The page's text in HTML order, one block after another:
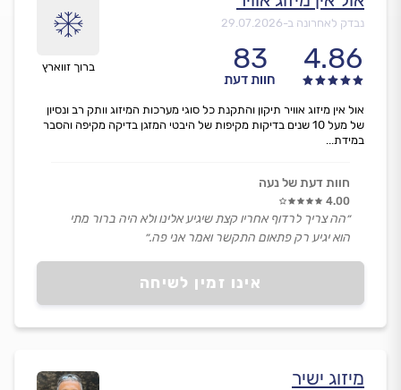
ברוך זווארץ
נבדק לאחרונה ב-29.07.2026
4.86
83
חוות דעת
אינו זמין לשיחה
אול אין מיזוג אוויר תיקון והתקנת כל סוגי מערכות המיזוג וותק רב ונסיון
של מעל 10 שנים בדיקות מקיפות של היבטי המזגן בדיקה מקיפה והסבר
במידת...
חוות דעת של נעה
4.00
״הה צריך לרדוף אחריו קצת שיגיע אלינו ולא היה ברור מתי
הוא יגיע רק פתאום התקשר ואמר אני פה.״
מיזוג ישיר